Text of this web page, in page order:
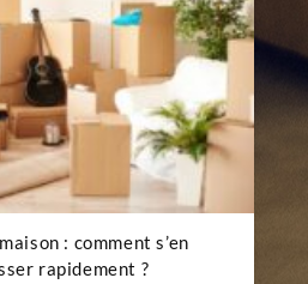
: comment s’en
rapidement ?